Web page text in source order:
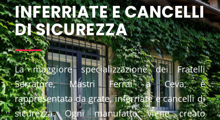
INFERRIATE E CANCELLI
DI SICUREZZA
La maggiore specializzazione dei Fratelli
Serratore, Mastri Ferrai a Ceva, è
rappresentata da grate, inferriate e cancelli di
sicurezza. Ogni manufatto viene creato